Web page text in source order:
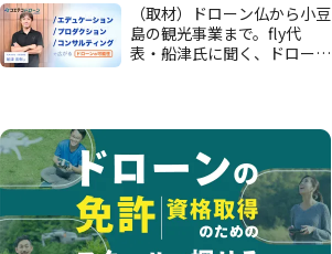
（取材）ドローン仏から小豆
島の観光事業まで。fly代
表・船津氏に聞く、ドローン